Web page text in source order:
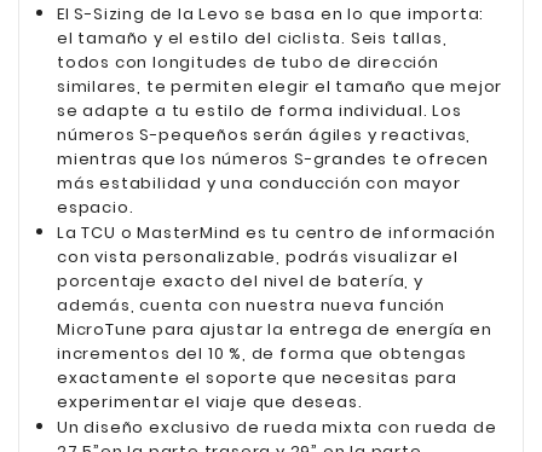
El S-Sizing de la Levo se basa en lo que importa:
el tamaño y el estilo del ciclista. Seis tallas,
todos con longitudes de tubo de dirección
similares, te permiten elegir el tamaño que mejor
se adapte a tu estilo de forma individual. Los
números S-pequeños serán ágiles y reactivas,
mientras que los números S-grandes te ofrecen
más estabilidad y una conducción con mayor
espacio.
La TCU o MasterMind es tu centro de información
con vista personalizable, podrás visualizar el
porcentaje exacto del nivel de batería, y
además, cuenta con nuestra nueva función
MicroTune para ajustar la entrega de energía en
incrementos del 10 %, de forma que obtengas
exactamente el soporte que necesitas para
experimentar el viaje que deseas.
Un diseño exclusivo de rueda mixta con rueda de